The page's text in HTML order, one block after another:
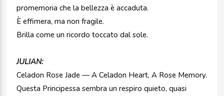
promemoria che la bellezza è accaduta.
È effimera, ma non fragile.
Brilla come un ricordo toccato dal sole.
JULIAN:
Celadon Rose Jade — A Celadon Heart, A Rose Memory.
Questa Principessa sembra un respiro quieto, quasi